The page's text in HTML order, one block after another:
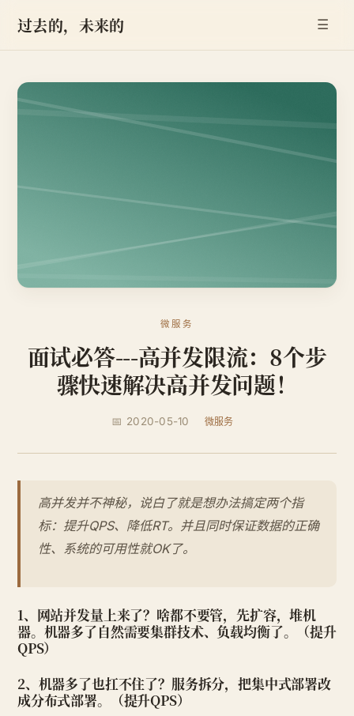
过去的，未来的 ☰
微服务
面试必答---高并发限流：8个步
骤快速解决高并发问题！
📅 2020-05-10 微服务
高并发并不神秘，说白了就是想办法搞定两个指
标：提升QPS、降低RT。并且同时保证数据的正确
性、系统的可用性就OK了。
1、网站并发量上来了？啥都不要管，先扩容，堆机
器。机器多了自然需要集群技术、负载均衡了。（提升
QPS）
2、机器多了也扛不住了？服务拆分，把集中式部署改
成分布式部署。（提升QPS）